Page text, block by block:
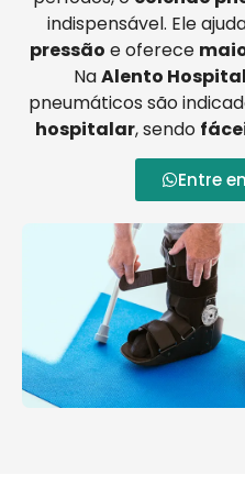
indispensável. Ele
pressão e oferece
NaAlento
pneumáticos são
hospitalar, sendo
Entre